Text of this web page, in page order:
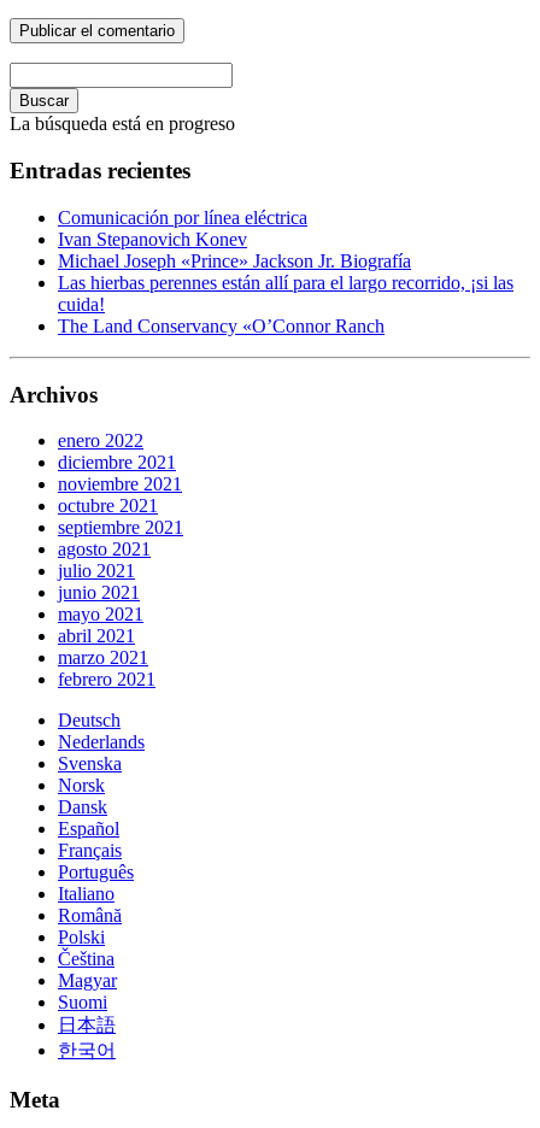
Buscar
La búsqueda está en progreso
Entradas recientes
Comunicación por línea eléctrica
Ivan Stepanovich Konev
Michael Joseph «Prince» Jackson Jr. Biografía
Las hierbas perennes están allí para el largo recorrido, ¡si las
cuida!
The Land Conservancy «O’Connor Ranch
Archivos
enero 2022
diciembre 2021
noviembre 2021
octubre 2021
septiembre 2021
agosto 2021
julio 2021
junio 2021
mayo 2021
abril 2021
marzo 2021
febrero 2021
Deutsch
Nederlands
Svenska
Norsk
Dansk
Español
Français
Português
Italiano
Română
Polski
Čeština
Magyar
Suomi
日本語
한국어
Meta